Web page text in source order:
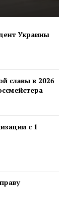
Украины
славы в 2026
с 1